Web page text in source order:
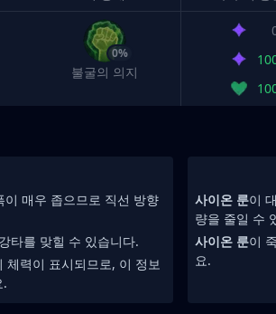
0%
불굴의 의지
매우 좁으므로 직선 방향
타를 맞힐 수 있습니다.
체력이 표시되므로, 이 정보
.
사이온 룬이
량을 줄일 수
사이온 룬이
요.